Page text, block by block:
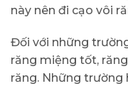
này nên đi cạo vôi
Đối với những
răng miệng tốt,
răng. Những trường